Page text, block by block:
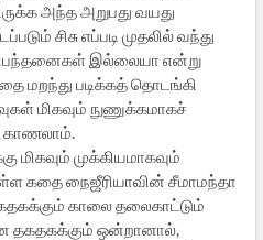
அந்த அறுபது வயது
சிசு எப்படி முதலில் வந்து
இல்லையா என்று
மறந்து படிக்கத் தொடங்கி
மிகவும் நுணுக்கமாகச்
காணலாம்.
மிகவும் முக்கியமாகவும்
கதை நைஜீரியாவின் சீமாமந்தா
காலை தலைகாட்டும்
தகதகக்கும் ஒன்றானால்,